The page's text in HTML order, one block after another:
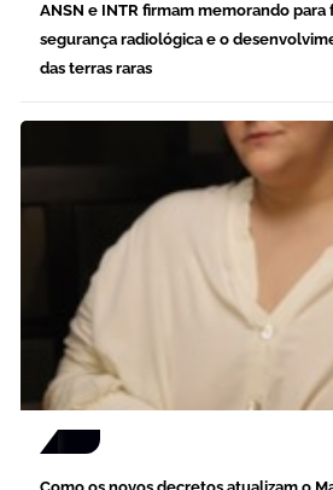
ANSN e INTR firmam memorando
segurança radiológica e o
das terras raras